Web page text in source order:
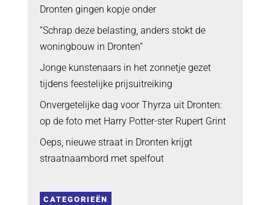
Dronten gingen kopje onder
“Schrap deze belasting, anders stokt de
woningbouw in Dronten”
Jonge kunstenaars in het zonnetje gezet
tijdens feestelijke prijsuitreiking
Onvergetelijke dag voor Thyrza uit Dronten:
op de foto met Harry Potter-ster Rupert Grint
Oeps, nieuwe straat in Dronten krijgt
straatnaambord met spelfout
CATEGORIEËN